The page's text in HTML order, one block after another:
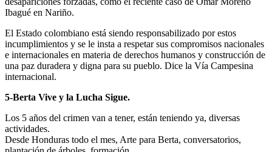
Ibagué en Nariño.
El Estado colombiano está siendo responsabilizado por estos
incumplimientos y se le insta a respetar sus compromisos nacionales
e internacionales en materia de derechos humanos y construcción de
una paz duradera y digna para su pueblo. Dice la Vía Campesina
internacional.
5-Berta Vive y la Lucha Sigue.
Los 5 años del crimen van a tener, están teniendo ya, diversas
actividades.
Desde Honduras todo el mes, Arte para Berta, conversatorios,